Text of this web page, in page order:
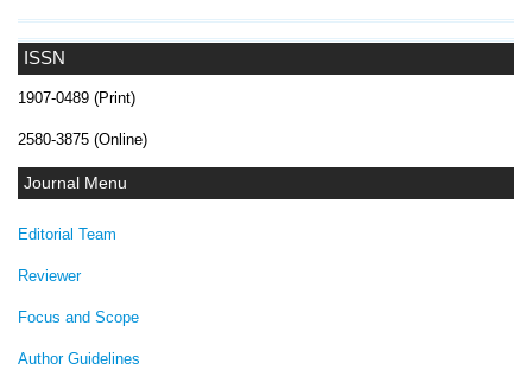
ISSN
1907-0489 (Print)
2580-3875 (Online)
Journal Menu
Editorial Team
Reviewer
Focus and Scope
Author Guidelines